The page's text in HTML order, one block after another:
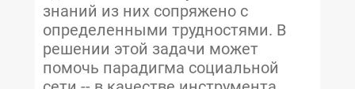
знаний из них сопряжено с
определенными трудностями. В
решении этой задачи может
помочь парадигма социальной